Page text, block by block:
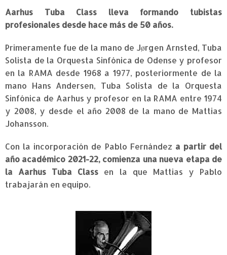
Aarhus Tuba Class lleva formando tubistas
profesionales desde hace más de 50 años.
Primeramente fue de la mano de Jørgen Arnsted, Tuba
Solista de la Orquesta Sinfónica de Odense y profesor
en la RAMA desde 1968 a 1977, posteriormente de la
mano Hans Andersen, Tuba Solista de la Orquesta
Sinfónica de Aarhus y profesor en la RAMA entre 1974
y 2008, y desde el año 2008 de la mano de Mattias
Johansson.
Con la incorporación de Pablo Fernández a partir del
año académico 2021-22, comienza una nueva etapa de
la Aarhus Tuba Class en la que Mattias y Pablo
trabajarán en equipo.